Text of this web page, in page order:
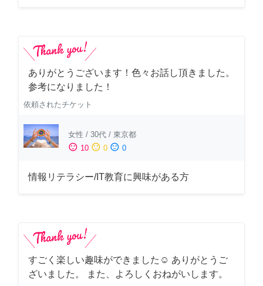
ありがとうございます！色々お話し頂きました。
参考になりました！
依頼されたチケット
女性 / 30代 / 東京都
sentiment_satisfied 10 sentiment_neutral 0 sentiment_dissatisfied 0
情報リテラシー/IT教育に興味がある方
すごく楽しい趣味ができました☺︎ ありがとうご
ざいました。 また、よろしくおねがいします。